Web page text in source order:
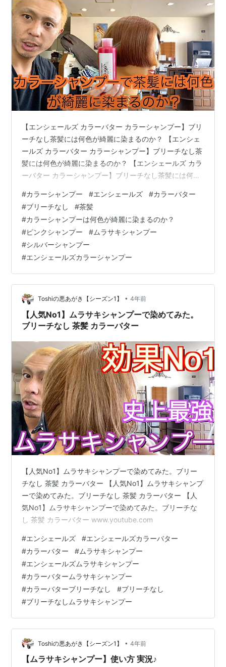
【エンシェールズ カラーバター カラーシャンプー】ブリ
ーチなし茶髪には何色が綺麗に染まるのか？ 【エンシェ
ールズ カラーバター カラーシャンプー】ブリーチなし茶
髪には何色が綺麗に染まるのか？ 【エンシェールズ カラ
ーバター カラーシャンプー】ブリーチなし茶髪には何色
#カラーシャンプー #エンシェールズ #カラーバター
#ブリーチなし #茶髪
#カラーシャンプーは何色が綺麗に染まるのか？
#ピンクシャンプー #ムラサキシャンプー
#シルバーシャンプー
#エンシェールズカラーシャンプー
Toshiの悪あがき【シーズン1】 • 4年前
【人気No1】ムラサキシャンプーで染めてみた。
ブリーチなし 茶髪 カラーバター
【人気No1】ムラサキシャンプーで染めてみた。ブリー
チなし 茶髪 カラーバター 【人気No1】ムラサキシャンプ
ーで染めてみた。ブリーチなし 茶髪 カラーバター 【人
気No1】ムラサキシャンプーで染めてみた。ブリーチな
し 茶髪 カラーバター www.youtube.com
#エンシェールズ #エンシェールズカラーバター
#カラーバター #ムラサキシャンプー
#エンシェールズムラサキシャンプー
#カラーバタームラサキシャンプー
#カラーバターブリーチなし #ブリーチなし
#ブリーチなしムラサキシャンプー
Toshiの悪あがき【シーズン1】 • 4年前
【ムラサキシャンプー】使い方 実況♪